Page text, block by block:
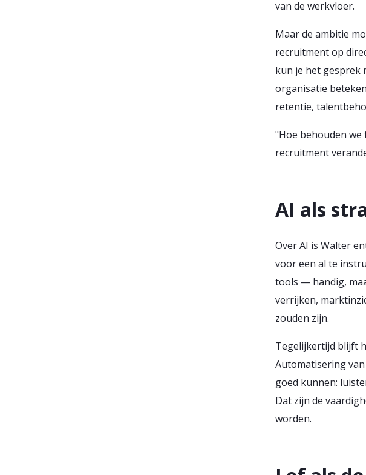
van de werkvloer.
Maar de ambitie
recruitment op
kun je het gesprek
organisatie
retentie,
"Hoe behouden
recruitment
AI als
Over AI is Walter
voor een al te
tools — handig,
verrijken,
zouden zijn.
Tegelijkertijd blijft
Automatisering
goed kunnen:
Dat zijn de
worden.